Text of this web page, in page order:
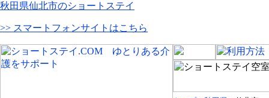
秋田県仙北市のショートステイ
>> スマートフォンサイトはこちら